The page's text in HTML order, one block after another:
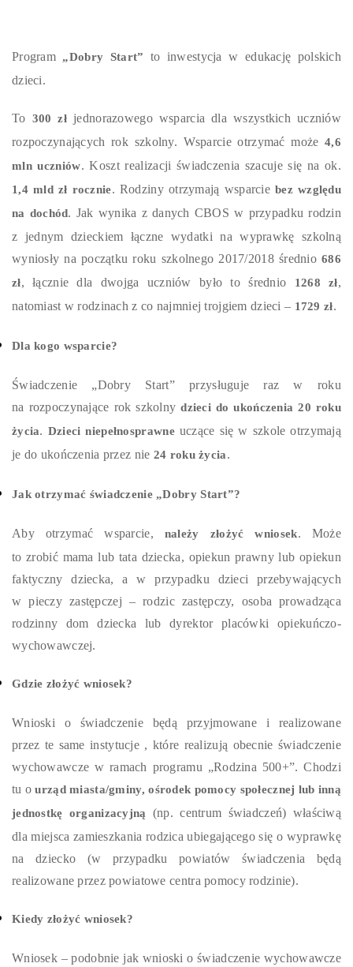
Program „Dobry Start”
to inwestycja w edukację polskich
dzieci.
To 300 złjednorazowego wsparcia dla wszystkich uczniów
rozpoczynających rok szkolny. Wsparcie otrzymać może4,6
mln uczniów. Koszt realizacji świadczenia szacuje się na ok.
1,4 mld zł rocznie. Rodziny otrzymają wsparciebez względu
na dochód. Jak wynika z danych CBOS w przypadku rodzin
z jednym dzieckiem łączne wydatki na wyprawkę szkolną
wyniosły na początku roku szkolnego 2017/2018 średnio686
zł, łącznie dla dwojga uczniów było to średnio 1268 zł,
natomiast w rodzinach z co najmniej trojgiem dzieci – 1729 zł.
Dla kogo wsparcie?
Świadczenie „Dobry Start” przysługuje raz w roku
na rozpoczynające rok szkolnydzieci do ukończenia 20 roku
życia. Dzieci niepełnosprawneuczące się w szkole otrzymają
je do ukończenia przez nie 24 roku życia.
Jak otrzymać świadczenie „Dobry Start”?
Aby otrzymać wsparcie, należy złożyć wniosek. Może
to zrobić mama lub tata dziecka, opiekun prawny lub opiekun
faktyczny dziecka, a w przypadku dzieci przebywających
w pieczy zastępczej – rodzic zastępczy, osoba prowadząca
rodzinny dom dziecka lub dyrektor placówki opiekuńczo-
wychowawczej.
Gdzie złożyć wniosek?
Wnioski o świadczenie będą przyjmowane i realizowane
przez te same instytucje , które realizują obecnie świadczenie
wychowawcze w ramach programu „Rodzina 500+”. Chodzi
tu ourząd miasta/gminy, ośrodek pomocy społecznej lub inną
jednostkę organizacyjną
(np. centrum świadczeń) właściwą
dla miejsca zamieszkania rodzica ubiegającego się o wyprawkę
na dziecko (w przypadku powiatów świadczenia będą
realizowane przez powiatowe centra pomocy rodzinie).
Kiedy złożyć wniosek?
Wniosek – podobnie jak wnioski o świadczenie wychowawcze